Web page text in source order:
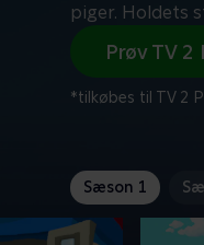
piger. Holdets
Prøv TV 2
*tilkøbes til TV 2
Sæson 1